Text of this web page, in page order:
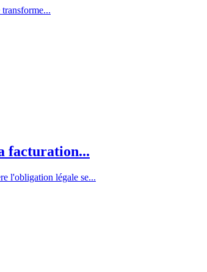
facturation...
l'obligation légale se...